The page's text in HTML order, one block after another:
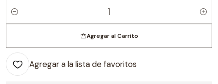
Cantidad
Agregar al Carrito
Agregar a la lista de favoritos